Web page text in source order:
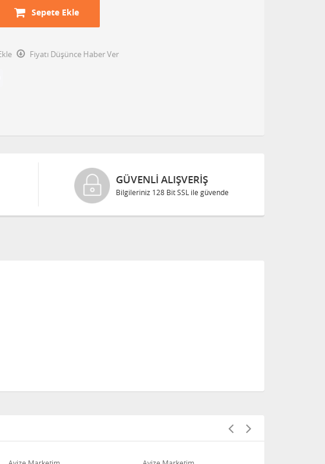
Sepete Ekle
Fiyatı Düşünce Haber Ver
GÜVENLI ALIŞVERIŞ
Bilgileriniz 128 Bit SSL ile güvende